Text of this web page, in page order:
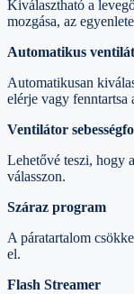
Kiválasztható a
mozgása, az
Automatikus
Automatikusan
elérje vagy fenntartsa
Ventilátor
Lehetővé teszi, hogy
válasszon.
Száraz program
A páratartalom
el.
Flash Streamer